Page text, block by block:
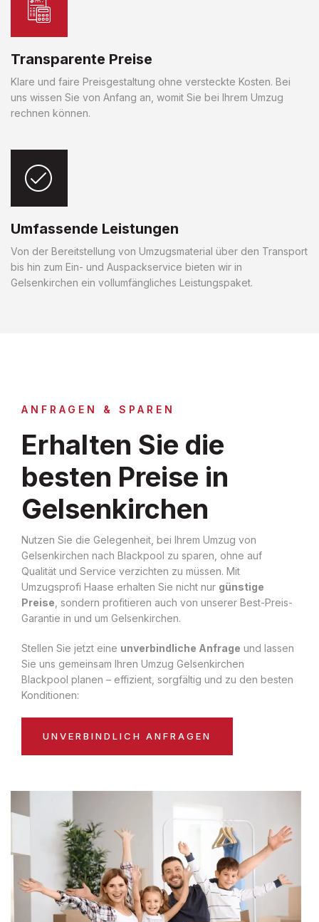
Transparente Preise
Klare und faire Preisgestaltung ohne versteckte Kosten. Bei
uns wissen Sie von Anfang an, womit Sie bei Ihrem Umzug
rechnen können.
Umfassende Leistungen
Von der Bereitstellung von Umzugsmaterial über den Transport
bis hin zum Ein- und Auspackservice bieten wir in
Gelsenkirchen ein vollumfängliches Leistungspaket.
ANFRAGEN & SPAREN
Erhalten Sie die
besten Preise in
Gelsenkirchen
Nutzen Sie die Gelegenheit, bei Ihrem Umzug von
Gelsenkirchen nach Blackpool zu sparen, ohne auf
Qualität und Service verzichten zu müssen. Mit
Umzugsprofi Haase erhalten Sie nicht nur günstige
Preise , sondern profitieren auch von unserer Best-Preis-
Garantie in und um Gelsenkirchen.
Stellen Sie jetzt eine unverbindliche Anfrage und lassen
Sie uns gemeinsam Ihren Umzug Gelsenkirchen
Blackpool planen – effizient, sorgfältig und zu den besten
Konditionen:
UNVERBINDLICH ANFRAGEN